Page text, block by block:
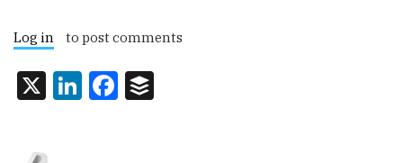
Log in to post comments
X LinkedIn
Facebook